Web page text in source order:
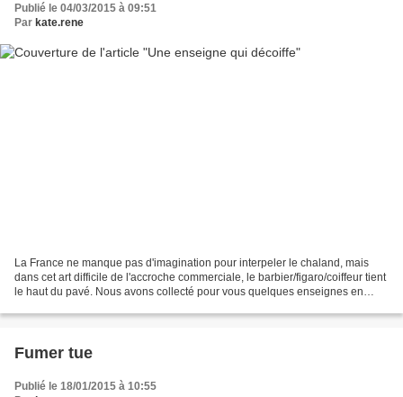
Publié le 04/03/2015 à 09:51
Par kate.rene
La France ne manque pas d'imagination pour interpeler le chaland, mais
dans cet art difficile de l'accroche commerciale, le barbier/figaro/coiffeur tient
le haut du pavé. Nous avons collecté pour vous quelques enseignes en
Fumer tue
Publié le 18/01/2015 à 10:55